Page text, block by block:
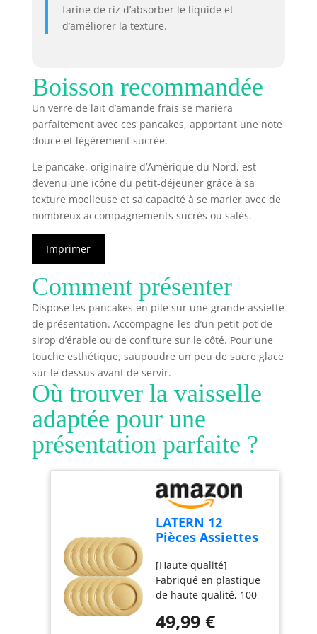
farine de riz d’absorber le liquide et
d’améliorer la texture.
Boisson recommandée
Un verre de lait d’amande frais se mariera
parfaitement avec ces pancakes, apportant une note
douce et légèrement sucrée.
Le pancake, originaire d’Amérique du Nord, est
devenu une icône du petit-déjeuner grâce à sa
texture moelleuse et sa capacité à se marier avec de
nombreux accompagnements sucrés ou salés.
Imprimer
Comment présenter
Dispose les pancakes en pile sur une grande assiette
de présentation. Accompagne-les d’un petit pot de
sirop d’érable ou de confiture sur le côté. Pour une
touche esthétique, saupoudre un peu de sucre glace
sur le dessus avant de servir.
Où trouver la vaisselle
adaptée pour une
présentation parfaite ?
LATERN 12
Pièces Assiettes
en Or
Réutilisables,
33cm Assiettes
de Présentation
en Plastique
[Haute qualité]
Fabriqué en plastique
de haute qualité, 100
alimentaire, sans BPA,
49,99 €